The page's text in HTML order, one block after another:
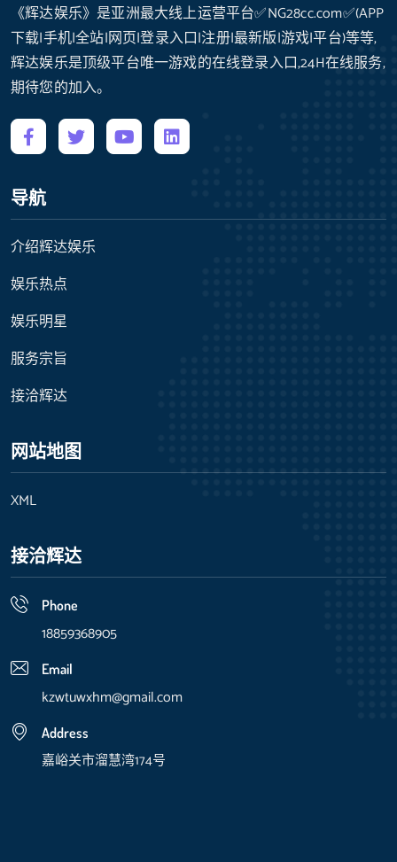
《辉达娱乐》是亚洲最大线上运营平台✅NG28cc.com✅(APP
下载|手机|全站|网页|登录入口|注册|最新版|游戏|平台)等等,
辉达娱乐是顶级平台唯一游戏的在线登录入口,24H在线服务,
期待您的加入。
导航
介绍辉达娱乐
娱乐热点
娱乐明星
服务宗旨
接洽辉达
网站地图
XML
接洽辉达
Phone
18859368905
Email
kzwtuwxhm@gmail.com
Address
嘉峪关市溜慧湾174号